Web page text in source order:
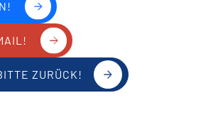
ZURÜCK!